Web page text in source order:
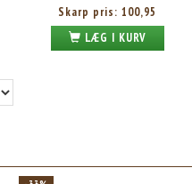
Skarp pris:100,95
LÆG I KURV